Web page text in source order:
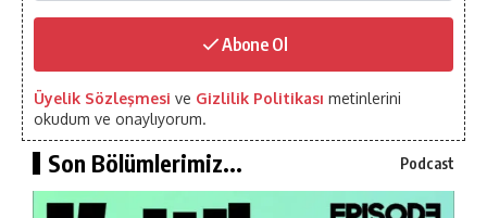
Abone Ol
Üyelik Sözleşmesi ve Gizlilik Politikası metinlerini
okudum ve onaylıyorum.
Son Bölümlerimiz... Podcast